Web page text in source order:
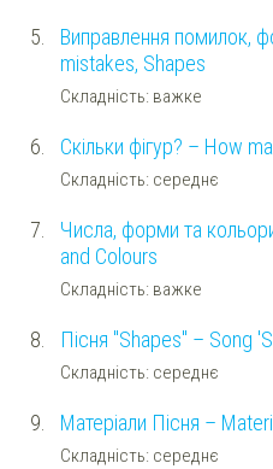
5.
Виправлення помилок,
mistakes, Shapes
Складність: важке
6. Скільки фігур? – How
Складність: середнє
7.
Числа, форми та
and Colours
Складність: важке
8. Пісня "Shapes" – Song
Складність: середнє
9. Матеріали Пісня –
Складність: середнє